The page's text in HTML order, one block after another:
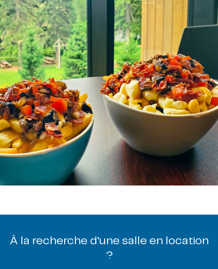
À la recherche d'une salle en location
?